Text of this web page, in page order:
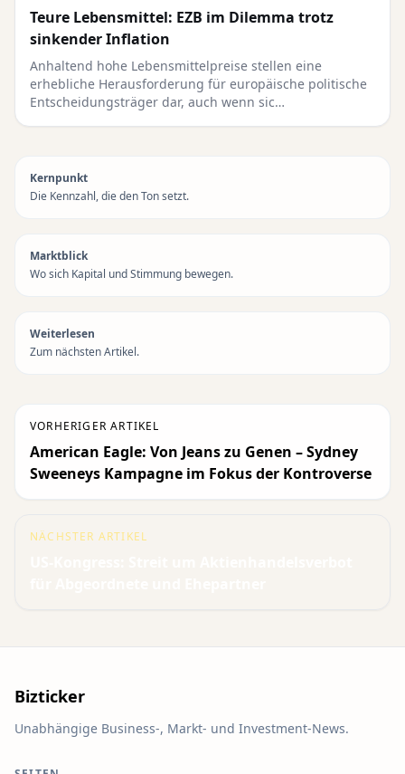
Teure Lebensmittel: EZB im Dilemma trotz
sinkender Inflation
Anhaltend hohe Lebensmittelpreise stellen eine
erhebliche Herausforderung für europäische politische
Entscheidungsträger dar, auch wenn sic…
Kernpunkt
Die Kennzahl, die den Ton setzt.
Marktblick
Wo sich Kapital und Stimmung bewegen.
Weiterlesen
Zum nächsten Artikel.
VORHERIGER ARTIKEL
American Eagle: Von Jeans zu Genen – Sydney
Sweeneys Kampagne im Fokus der Kontroverse
NÄCHSTER ARTIKEL
Bizticker
Unabhängige Business-, Markt- und Investment-News.